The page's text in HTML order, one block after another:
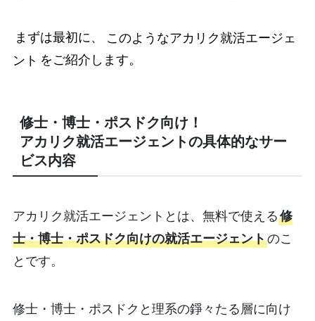
まずは最初に、
このようなアカリク就活エージェ
ント をご紹介します。
修士・博士・ポスドク向け！
アカリク就活エージェントの具体的なサー
ビス内容
アカリク就活エージェントとは、無料で使える修
士・博士・ポスドク向けの就活エージェントのこ
とです。
修士・博士・ポスドクと理系の錚々たる層に向け